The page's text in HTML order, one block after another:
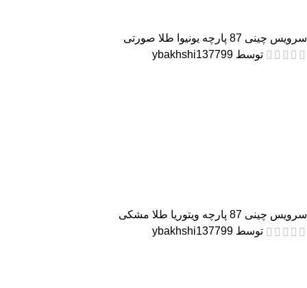
سرویس چینی 87 پارچه یونیوا طلا صورتی
توسط ybakhshi137799
سرویس چینی 87 پارچه ویتوریا طلا مشکی
توسط ybakhshi137799